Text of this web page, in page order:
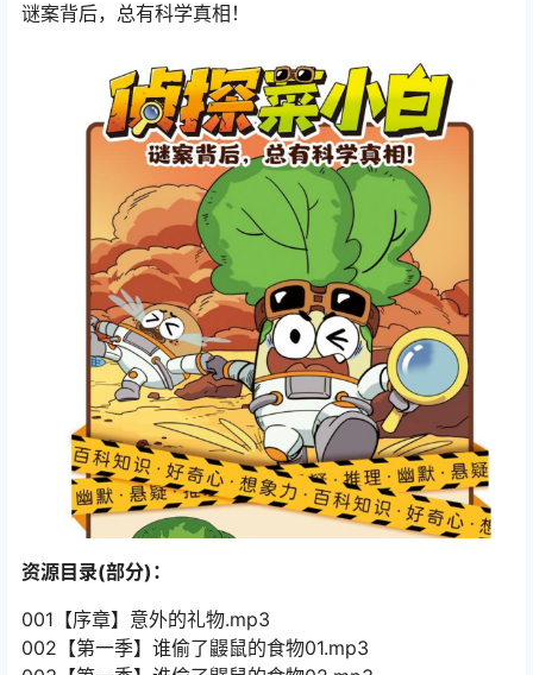
谜案背后，总有科学真相！
资源目录(部分)：
001【序章】意外的礼物.mp3
002【第一季】谁偷了鼹鼠的食物01.mp3